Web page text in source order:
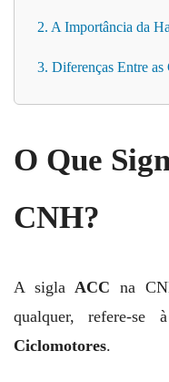
2. A Importância da
3. Diferenças Entre
O Que
CNH?
A siglaACC na
qualquer, refere-
Ciclomotores.